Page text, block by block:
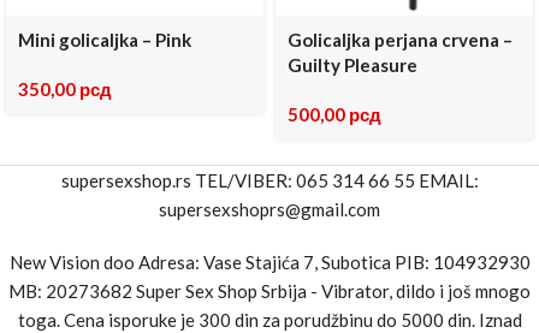
Mini golicaljka – Pink
350,00 рсд
Golicaljka perjana crvena –
Guilty Pleasure
500,00 рсд
supersexshop.rs TEL/VIBER: 065 314 66 55 EMAIL:
supersexshoprs@gmail.com
New Vision doo Adresa: Vase Stajića 7, Subotica PIB: 104932930
MB: 20273682 Super Sex Shop Srbija - Vibrator, dildo i još mnogo
toga. Cena isporuke je 300 din za porudžbinu do 5000 din. Iznad